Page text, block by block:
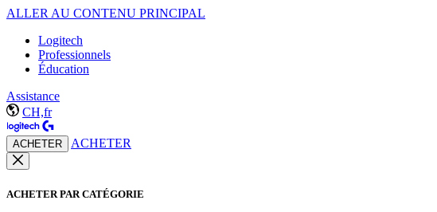
ALLER AU CONTENU PRINCIPAL
Logitech
Professionnels
Éducation
Assistance
CH,fr
ACHETER ACHETER
ACHETER PAR CATÉGORIE